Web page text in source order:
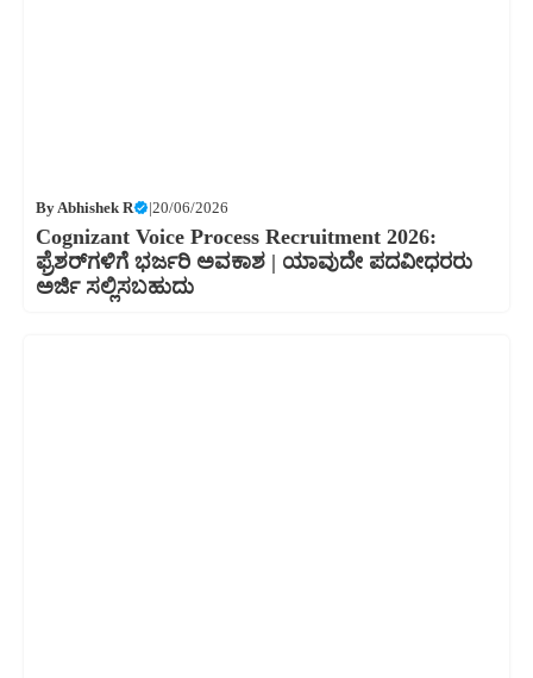
ByAbhishek R |20/06/2026
Cognizant Voice Process Recruitment 2026:
ಫ್ರೆಶರ್‌ಗಳಿಗೆ ಭರ್ಜರಿ ಅವಕಾಶ | ಯಾವುದೇ ಪದವೀಧರರು
ಅರ್ಜಿ ಸಲ್ಲಿಸಬಹುದು